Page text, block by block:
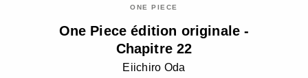
ONE PIECE
One Piece édition originale -
Chapitre 22
Eiichiro Oda